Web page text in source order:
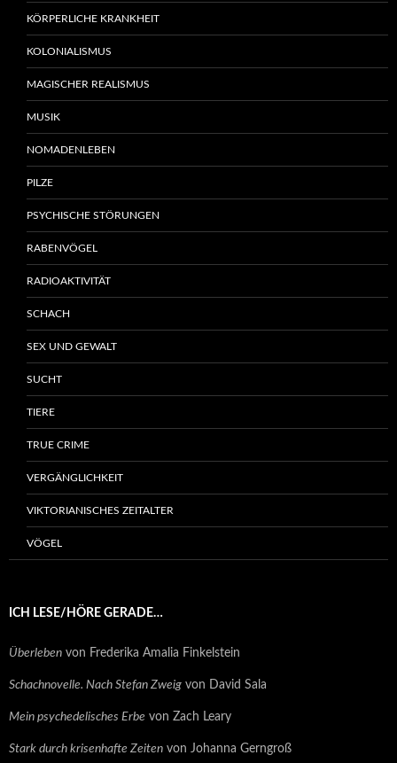
KÖRPERLICHE KRANKHEIT
KOLONIALISMUS
MAGISCHER REALISMUS
MUSIK
NOMADENLEBEN
PILZE
PSYCHISCHE STÖRUNGEN
RABENVÖGEL
RADIOAKTIVITÄT
SCHACH
SEX UND GEWALT
SUCHT
TIERE
TRUE CRIME
VERGÄNGLICHKEIT
VIKTORIANISCHES ZEITALTER
VÖGEL
ICH LESE/HÖRE GERADE…
Überleben von Frederika Amalia Finkelstein
Schachnovelle. Nach Stefan Zweig von David Sala
Mein psychedelisches Erbe von Zach Leary
Stark durch krisenhafte Zeiten von Johanna Gerngroß